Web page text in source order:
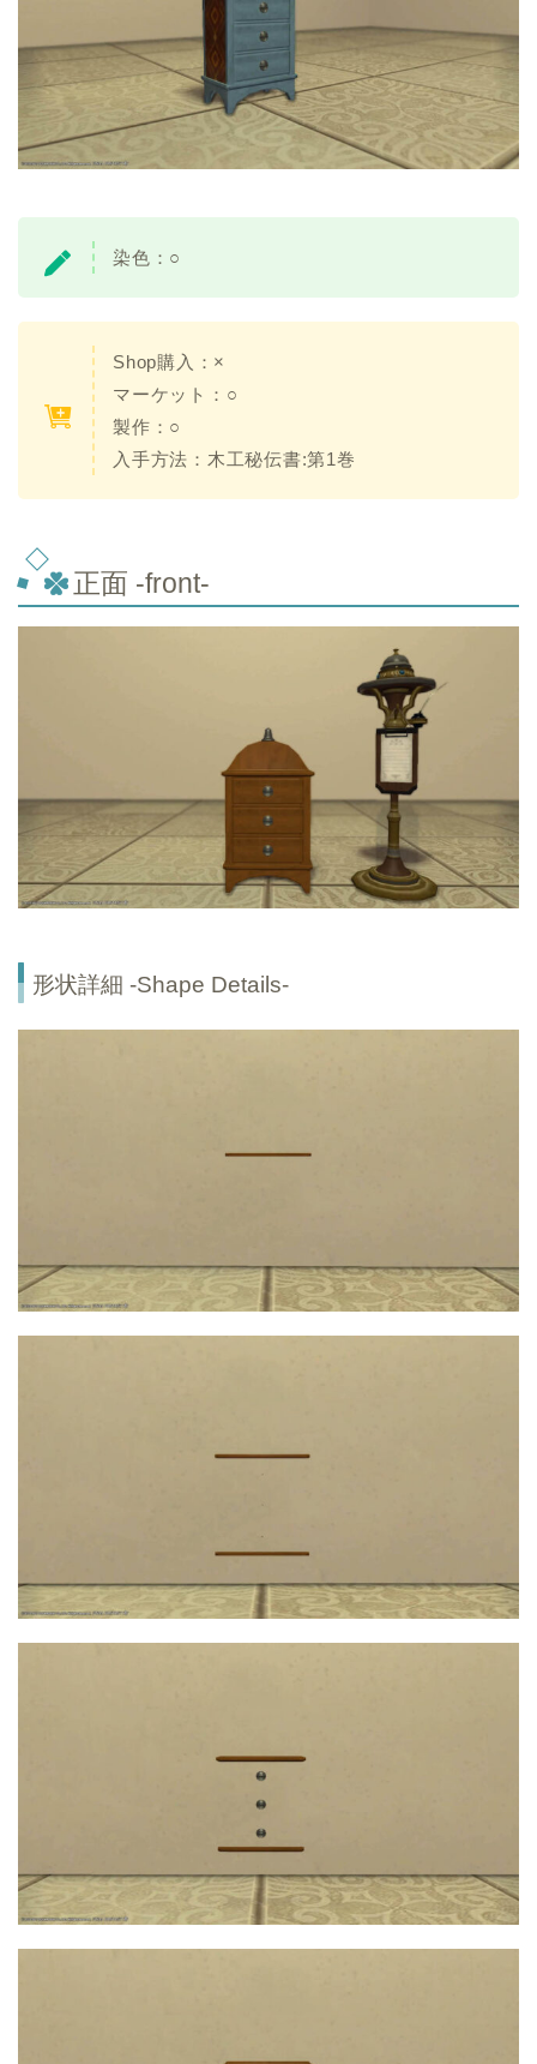
染色： ○
Shop購入：×
マーケット：○
製作：○
入手方法：木工秘伝書:第1巻
正面 -front-
形状詳細 -Shape Details-